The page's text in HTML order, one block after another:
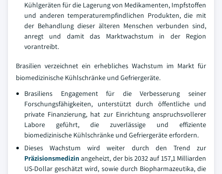
Kühlgeräten für die Lagerung von Medikamenten, Impfstoffen
und anderen temperaturempfindlichen Produkten, die mit
der Behandlung dieser älteren Menschen verbunden sind,
anregt und damit das Marktwachstum in der Region
vorantreibt.
Brasilien verzeichnet ein erhebliches Wachstum im Markt für
biomedizinische Kühlschränke und Gefriergeräte.
Brasiliens Engagement für die Verbesserung seiner
Forschungsfähigkeiten, unterstützt durch öffentliche und
private Finanzierung, hat zur Einrichtung anspruchsvollerer
Labore geführt, die zuverlässige und effiziente
biomedizinische Kühlschränke und Gefriergeräte erfordern.
Dieses Wachstum wird weiter durch den Trend zur
Präzisionsmedizin angeheizt, der bis 2032 auf 157,1 Milliarden
US-Dollar geschätzt wird, sowie durch Biopharmazeutika, die